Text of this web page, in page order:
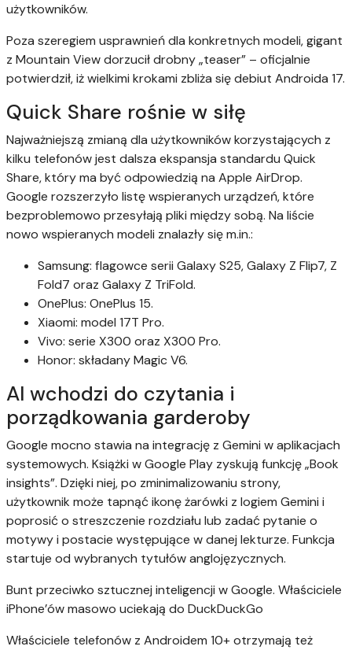
użytkowników.
Poza szeregiem usprawnień dla konkretnych modeli, gigant
z Mountain View dorzucił drobny „teaser” – oficjalnie
potwierdził, iż wielkimi krokami zbliża się debiut Androida 17.
Quick Share rośnie w siłę
Najważniejszą zmianą dla użytkowników korzystających z
kilku telefonów jest dalsza ekspansja standardu Quick
Share, który ma być odpowiedzią na Apple AirDrop.
Google rozszerzyło listę wspieranych urządzeń, które
bezproblemowo przesyłają pliki między sobą. Na liście
nowo wspieranych modeli znalazły się m.in.:
Samsung: flagowce serii Galaxy S25, Galaxy Z Flip7, Z
Fold7 oraz Galaxy Z TriFold.
OnePlus: OnePlus 15.
Xiaomi: model 17T Pro.
Vivo: serie X300 oraz X300 Pro.
Honor: składany Magic V6.
AI wchodzi do czytania i
porządkowania garderoby
Google mocno stawia na integrację z Gemini w aplikacjach
systemowych. Książki w Google Play zyskują funkcję „Book
insights”. Dzięki niej, po zminimalizowaniu strony,
użytkownik może tapnąć ikonę żarówki z logiem Gemini i
poprosić o streszczenie rozdziału lub zadać pytanie o
motywy i postacie występujące w danej lekturze. Funkcja
startuje od wybranych tytułów anglojęzycznych.
Bunt przeciwko sztucznej inteligencji w Google. Właściciele
iPhone’ów masowo uciekają do DuckDuckGo
Właściciele telefonów z Androidem 10+ otrzymają też